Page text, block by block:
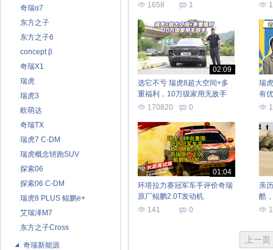
奇瑞α7
东方之子
东方之子6
concept β
奇瑞X1
瑞虎
瑞虎3
欧萌达
奇瑞TX
瑞虎7 C-DM
瑞虎概念轿跑SUV
探索06
探索06 C-DM
瑞虎8 PLUS 鲲鹏e+
艾瑞泽M7
东方之子Cross
奇瑞新能源
1658
1
02:09
选它不亏 瑞虎8超大空间+多
重福利，10万级家用无敌手
170820
0
瑞
有
空
01:04
环塔拉力赛冠军车手评价奇瑞
原厂鲲鹏2.0T发动机
141
0
亲
酷
胡杨
上一页